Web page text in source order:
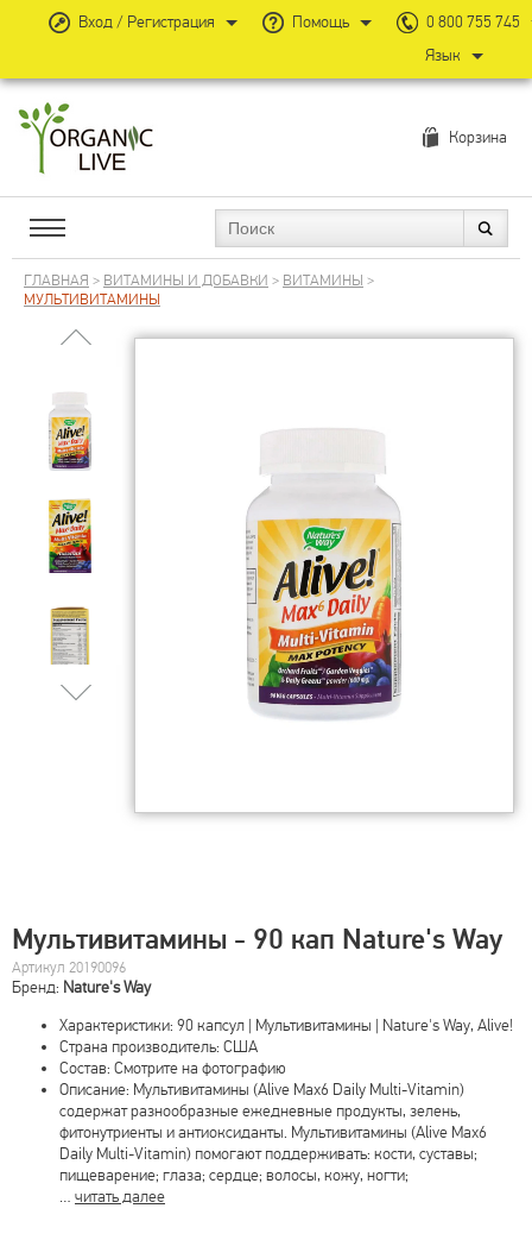
Корзина
ГЛАВНАЯ > ВИТАМИНЫ И ДОБАВКИ > ВИТАМИНЫ >
МУЛЬТИВИТАМИНЫ
Мультивитамины - 90 кап Nature's Way
Артикул 20190096
Бренд: Nature's Way
Характеристики: 90 капсул | Мультивитамины | Nature's Way, Alive!
Страна производитель: США
Состав: Смотрите на фотографию
Описание: Мультивитамины (Alive Max6 Daily Multi-Vitamin)
содержат разнообразные ежедневные продукты, зелень,
фитонутриенты и антиоксиданты. Мультивитамины (Alive Max6
Daily Multi-Vitamin) помогают поддерживать: кости, суставы;
пищеварение; глаза; сердце; волосы, кожу, ногти;
… читать далее
Вход / Регистрация Помощь
0 800 755 745
Язык